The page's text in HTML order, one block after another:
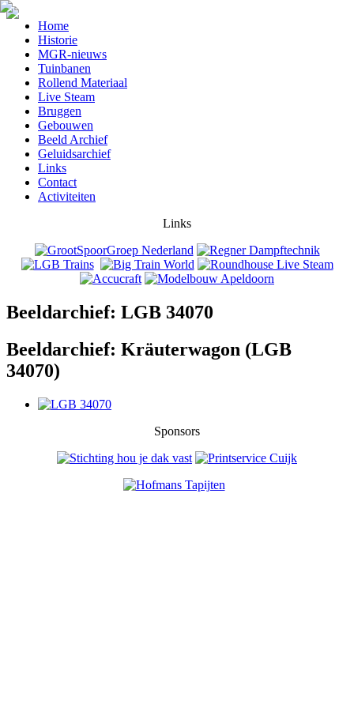
Home
Historie
MGR-nieuws
Tuinbanen
Rollend Materiaal
Live Steam
Bruggen
Gebouwen
Beeld Archief
Geluidsarchief
Links
Contact
Activiteiten
Links
Beeldarchief: LGB 34070
Beeldarchief: Kräuterwagon (LGB
34070)
Sponsors